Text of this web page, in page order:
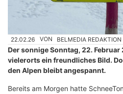
22.02.26 VON BELMEDIA REDAKTION
Der sonnige Sonntag, 22.
vielerorts ein freundliches Bild.
den Alpen bleibt angespannt.
Bereits am Morgen hatte